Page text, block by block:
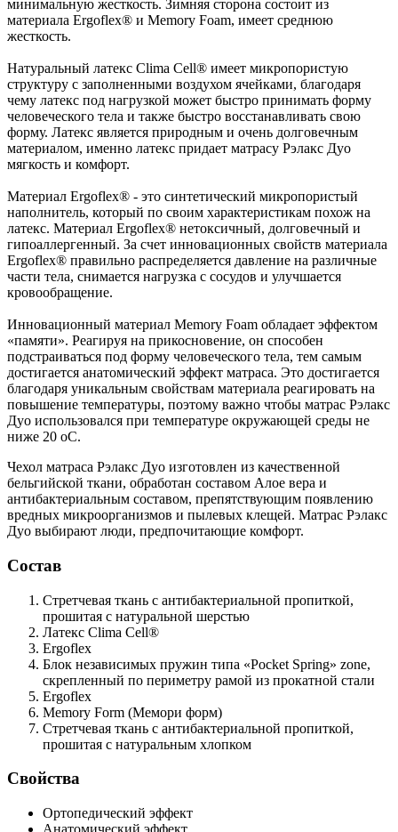
минимальную жесткость. Зимняя сторона состоит из
материала Ergoflex® и Memory Foam, имеет среднюю
жесткость.
Натуральный латекс Clima Cell® имеет микропористую
структуру с заполненными воздухом ячейками, благодаря
чему латекс под нагрузкой может быстро принимать форму
человеческого тела и также быстро восстанавливать свою
форму. Латекс является природным и очень долговечным
материалом, именно латекс придает матрасу Рэлакс Дуо
мягкость и комфорт.
Материал Ergoflex® - это синтетический микропористый
наполнитель, который по своим характеристикам похож на
латекс. Материал Ergoflex® нетоксичный, долговечный и
гипоаллергенный. За счет инновационных свойств материала
Ergoflex® правильно распределяется давление на различные
части тела, снимается нагрузка с сосудов и улучшается
кровообращение.
Инновационный материал Memory Foam обладает эффектом
«памяти». Реагируя на прикосновение, он способен
подстраиваться под форму человеческого тела, тем самым
достигается анатомический эффект матраса. Это достигается
благодаря уникальным свойствам материала реагировать на
повышение температуры, поэтому важно чтобы матрас Рэлакс
Дуо использовался при температуре окружающей среды не
ниже 20 oC.
Чехол матраса Рэлакс Дуо изготовлен из качественной
бельгийской ткани, обработан составом Алое вера и
антибактериальным составом, препятствующим появлению
вредных микроорганизмов и пылевых клещей. Матрас Рэлакс
Дуо выбирают люди, предпочитающие комфорт.
Состав
Стретчевая ткань с антибактериальной пропиткой,
прошитая с натуральной шерстью
Латекс Clima Cell®
Ergoflex
Блок независимых пружин типа «Pocket Spring» zone,
скрепленный по периметру рамой из прокатной стали
Ergoflex
Memory Form (Мемори форм)
Стретчевая ткань с антибактериальной пропиткой,
прошитая с натуральным хлопком
Свойства
Ортопедический эффект